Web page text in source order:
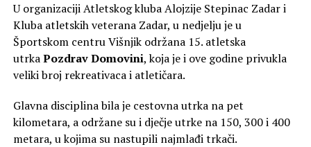
U organizaciji Atletskog kluba Alojzije Stepinac Zadar i
Kluba atletskih veterana Zadar, u nedjelju je u
Športskom centru Višnjik održana 15. atletska
utrkaPozdrav Domovini, koja je i ove godine privukla
veliki broj rekreativaca i atletičara.
Glavna disciplina bila je cestovna utrka na pet
kilometara, a održane su i dječje utrke na 150, 300 i 400
metara, u kojima su nastupili najmlađi trkači.